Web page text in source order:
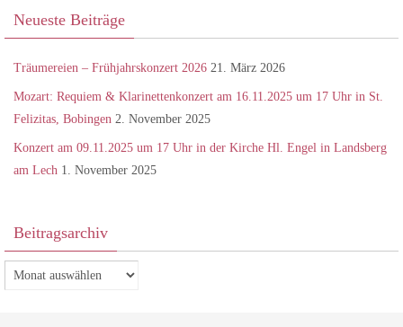
Neueste Beiträge
Träumereien – Frühjahrskonzert 2026 21. März 2026
Mozart: Requiem & Klarinettenkonzert am 16.11.2025 um 17 Uhr in St.
Felizitas, Bobingen 2. November 2025
Konzert am 09.11.2025 um 17 Uhr in der Kirche Hl. Engel in Landsberg
am Lech 1. November 2025
Beitragsarchiv
Beitragsarchiv